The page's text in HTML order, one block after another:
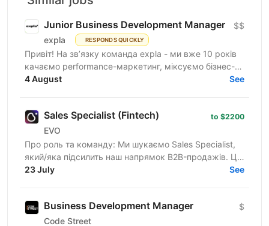
Junior Business Development Manager
expla RESPONDS QUICKLY
$$
Привіт! На зв’язку команда expla - ми вже 10 років
качаємо performance-маркетинг, міксуємо бізнес-
підхід з цифрами та технічними рішеннями, і
4 August See
Sales Specialist (Fintech)
EVO
to $2200
Про роль та команду: Ми шукаємо Sales Specialist,
який/яка підсилить наш напрямок B2B-продажів. Ця
роль — для спеціаліста з обов'язковим досвідом у
23 July See
Business Development Manager
Code Street
$